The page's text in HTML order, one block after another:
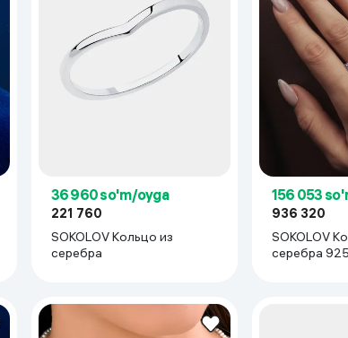
36 960 so'm/oyga
221 760
SOKOLOV Кольцо из
серебра
156 053
936 320
SOKOLOV
серебра